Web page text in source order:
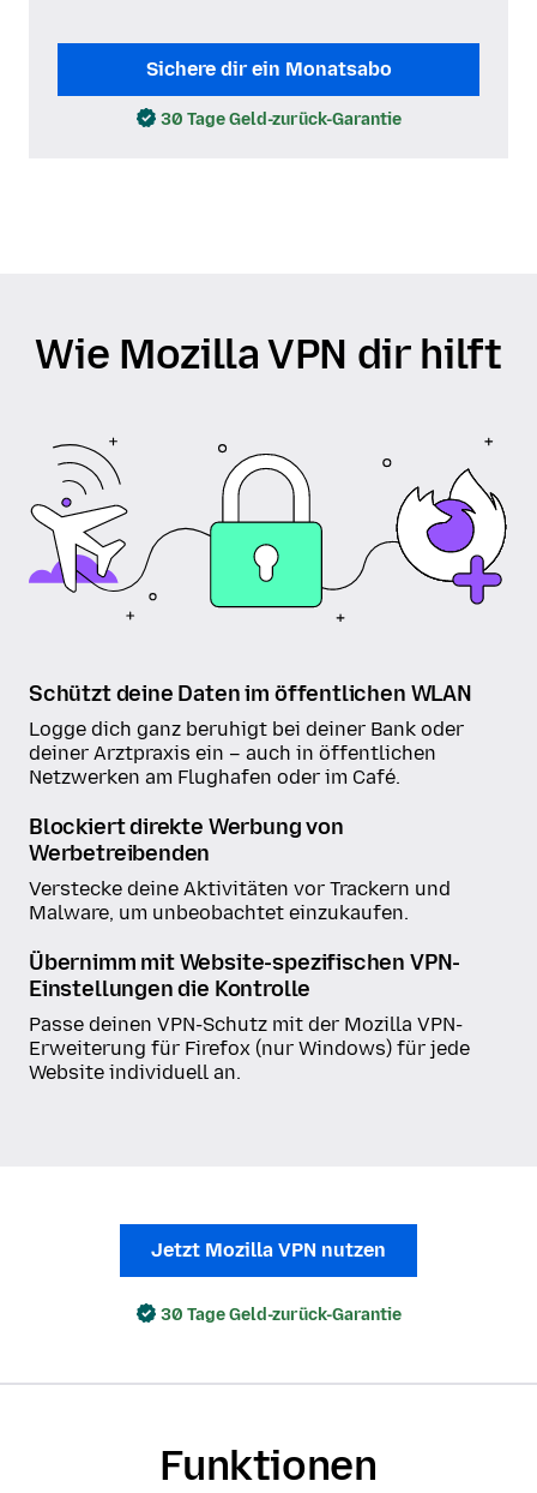
Sichere dir ein Monatsabo
30 Tage Geld-zurück-Garantie
Wie Mozilla VPN dir hilft
Schützt deine Daten im öffentlichen WLAN
Logge dich ganz beruhigt bei deiner Bank oder
deiner Arztpraxis ein – auch in öffentlichen
Netzwerken am Flughafen oder im Café.
Blockiert direkte Werbung von
Werbetreibenden
Verstecke deine Aktivitäten vor Trackern und
Malware, um unbeobachtet einzukaufen.
Übernimm mit Website-spezifischen VPN-
Einstellungen die Kontrolle
Passe deinen VPN-Schutz mit der Mozilla VPN-
Erweiterung für Firefox (nur Windows) für jede
Website individuell an.
Jetzt Mozilla VPN nutzen
30 Tage Geld-zurück-Garantie
Funktionen